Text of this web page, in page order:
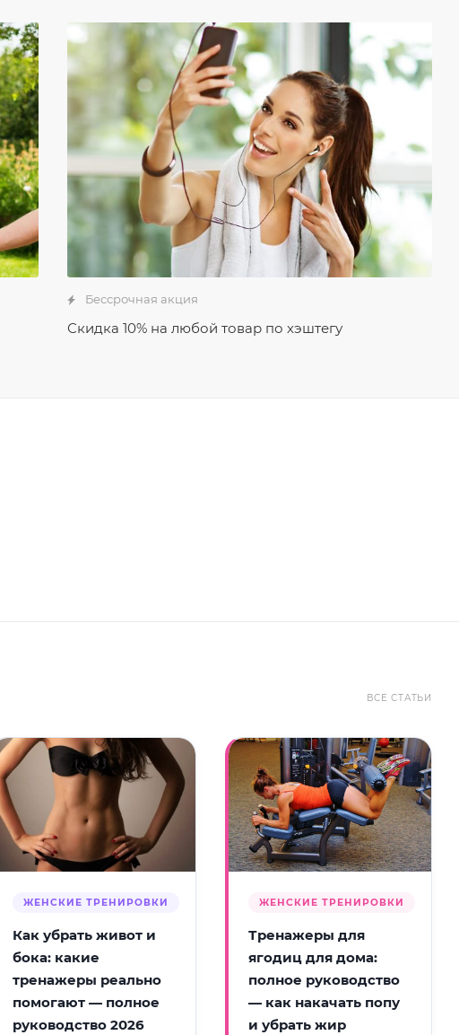
Бессрочная акция
Скидка 10% на любой товар по хэштегу
ВСЕ СТАТЬИ
ЖЕНСКИЕ ТРЕНИРОВКИ
Как убрать живот и
бока: какие
тренажеры реально
помогают — полное
руководство 2026
ЖЕНСКИЕ ТРЕНИРОВКИ
Тренажеры для
ягодиц для дома:
полное руководство
— как накачать попу
и убрать жир